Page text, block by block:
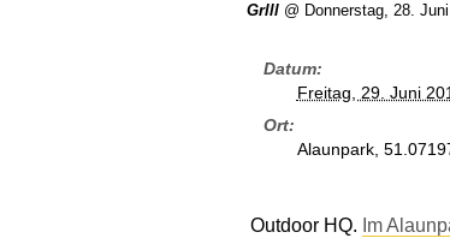
Grlll @ Donnerstag, 28.
Datum
Freitag, 29. Juni
Ort
Alaunpark,
Outdoor HQ. Im